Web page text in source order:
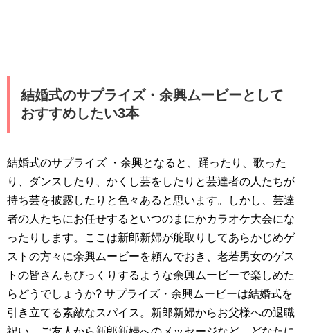
結婚式のサプライズ・余興ムービーとして
おすすめしたい3本
結婚式のサプライズ ・余興となると、踊ったり、歌った
り、ダンスしたり、かくし芸をしたりと芸達者の人たちが
持ち芸を披露したりと色々あると思います。しかし、芸達
者の人たちにお任せするといつのまにかカラオケ大会にな
ったりします。ここは新郎新婦が舵取りしてあらかじめゲ
ストの方々に余興ムービーを頼んでおき、老若男女のゲス
トの皆さんもびっくりするような余興ムービーで楽しめた
らどうでしょうか? サプライズ・余興ムービーは結婚式を
引き立てる素敵なスパイス。新郎新婦からお父様への退職